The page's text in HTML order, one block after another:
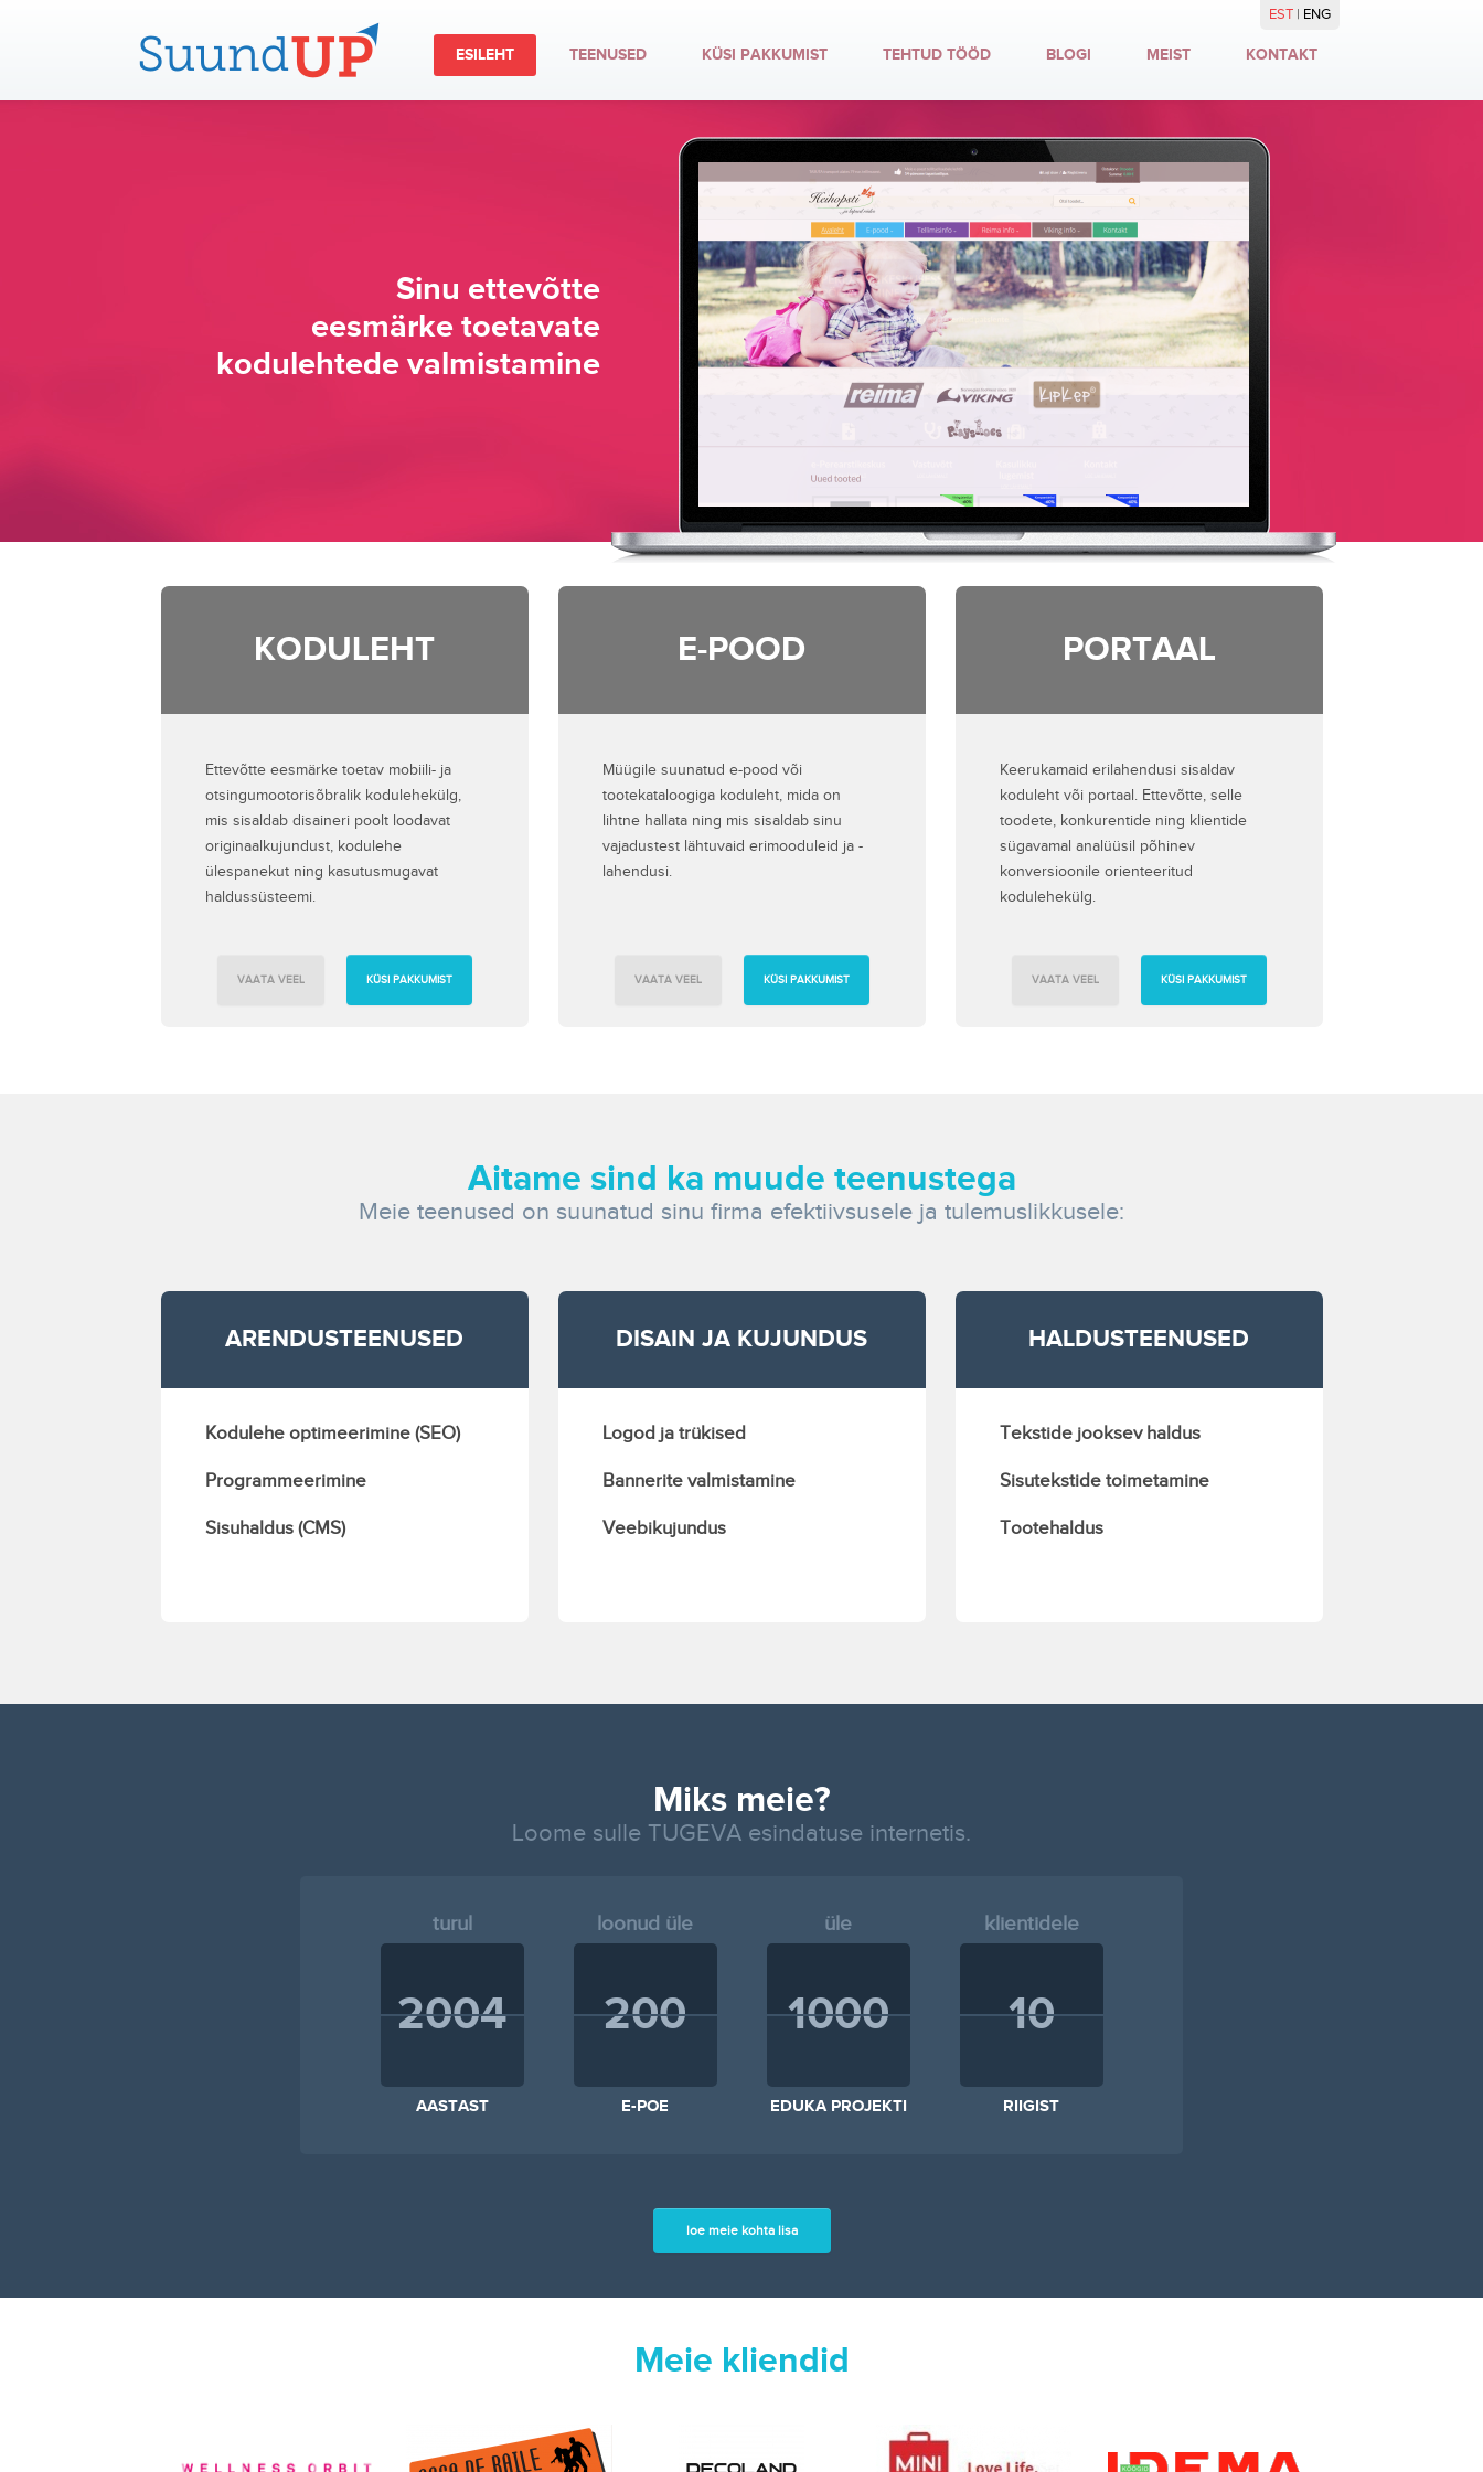
ESILEHT TEENUSED KÜSI PAKKUMIST TEHTUD TÖÖD BLOGI MEIST KONTAKT
EST | ENG
Sinu ettevõtte
eesmärke toetavate
kodulehtede valmistamine
KODULEHT
Ettevõtte eesmärke toetav mobiili- ja
otsingumootorisõbralik kodulehekülg,
mis sisaldab disaineri poolt loodavat
originaalkujundust, kodulehe
ülespanekut ning kasutusmugavat
haldussüsteemi.
VAATA VEEL KÜSI PAKKUMIST
E-POOD
Müügile suunatud e-pood või
tootekataloogiga koduleht, mida on
lihtne hallata ning mis sisaldab sinu
vajadustest lähtuvaid erimooduleid ja -
lahendusi.
VAATA VEEL KÜSI PAKKUMIST
PORTAAL
Keerukamaid erilahendusi sisaldav
koduleht või portaal. Ettevõtte, selle
toodete, konkurentide ning klientide
sügavamal analüüsil põhinev
konversioonile orienteeritud
kodulehekülg.
VAATA VEEL KÜSI PAKKUMIST
Aitame sind ka muude teenustega
Meie teenused on suunatud sinu firma efektiivsusele ja tulemuslikkusele:
ARENDUSTEENUSED
Kodulehe optimeerimine (SEO)
Programmeerimine
Sisuhaldus (CMS)
DISAIN JA KUJUNDUS
Logod ja trükised
Bannerite valmistamine
Veebikujundus
HALDUSTEENUSED
Tekstide jooksev haldus
Sisutekstide toimetamine
Tootehaldus
Miks meie?
Loome sulle TUGEVA esindatuse internetis.
turul
2004
AASTAST
loonud üle
200
E-POE
üle
1000
EDUKA PROJEKTI
klientidele
10
RIIGIST
loe meie kohta lisa
Meie kliendid